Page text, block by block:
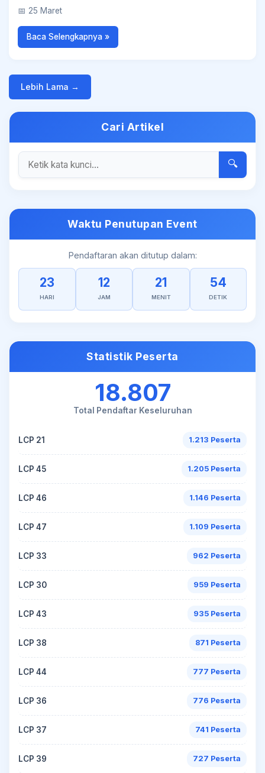
📅 25 Maret
Baca Selengkapnya »
Lebih Lama →
Cari Artikel
🔍
Waktu Penutupan Event
Pendaftaran akan ditutup dalam:
23
HARI
12
JAM
21
MENIT
54
DETIK
Statistik Peserta
18.807
Total Pendaftar Keseluruhan
LCP 21 1.213 Peserta
LCP 45 1.205 Peserta
LCP 46 1.146 Peserta
LCP 47 1.109 Peserta
LCP 33 962 Peserta
LCP 30 959 Peserta
LCP 43 935 Peserta
LCP 38 871 Peserta
LCP 44 777 Peserta
LCP 36 776 Peserta
LCP 37 741 Peserta
LCP 39 727 Peserta